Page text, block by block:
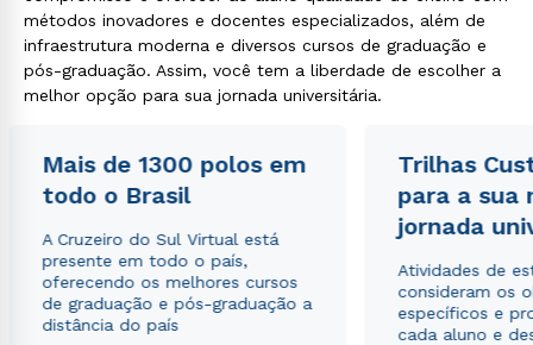
métodos inovadores e docentes especializados, além de
infraestrutura moderna e diversos cursos de graduação e
pós-graduação. Assim, você tem a liberdade de escolher a
melhor opção para sua jornada universitária.
Mais de 1300 polos em
todo o Brasil
A Cruzeiro do Sul Virtual está
presente em todo o país,
oferecendo os melhores cursos
de graduação e pós-graduação a
distância do país
Trilhas
para a sua
jornada
Atividades de
consideram os
específicos e
cada aluno e
Estou de acordo com a
autorizo que meus dados sejam utilizados para o